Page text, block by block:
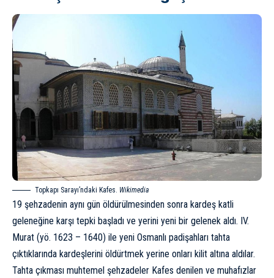
Topkapı Sarayı’ndaki Kafes. Wikimedia
19 şehzadenin aynı gün öldürülmesinden sonra kardeş katli
geleneğine karşı tepki başladı ve yerini yeni bir gelenek aldı. IV.
Murat (yö. 1623 – 1640) ile yeni Osmanlı padişahları tahta
çıktıklarında kardeşlerini öldürtmek yerine onları kilit altına aldılar.
Tahta çıkması muhtemel şehzadeler Kafes denilen ve muhafızlar